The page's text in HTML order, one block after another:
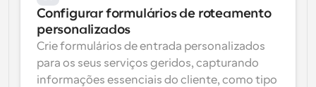
Configurar formulários de roteamento
personalizados
Crie formulários de entrada personalizados
para os seus serviços geridos, capturando
informações essenciais do cliente, como tipo